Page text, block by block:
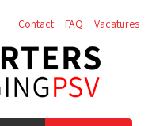
Contact FAQ Vacatures